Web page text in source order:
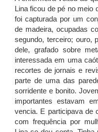
Lina ficou de pé no meio
foi capturada por um
de madeira, ocupadas
segundo, terceiro; ouro,
dele, grafado sobre
interessada em uma
recortes de jornais e
parte de uma das
sorridente e bonito.
importantes estavam
vencia. E participava de
com frequência por